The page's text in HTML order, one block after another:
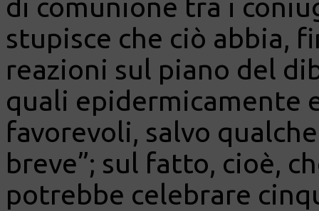
di comunione tra i
stupisce che ciò abbia,
reazioni sul piano del
quali epidermicamente
favorevoli, salvo
breve”; sul fatto, cioè,
potrebbe celebrare